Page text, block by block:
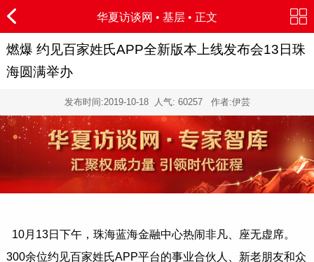
华夏访谈网 • 基层 • 正文
燃爆 约见百家姓氏APP全新版本上线发布会13日珠
海圆满举办
发布时间:2019-10-18人气: 60257 作者:伊芸
10月13日下午，珠海蓝海金融中心热闹非凡、座无虚席。
300余位约见百家姓氏APP平台的事业合伙人、新老朋友和众